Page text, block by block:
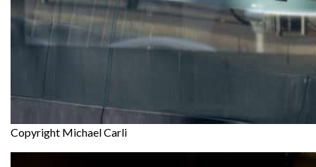
Copyright Michael Carli